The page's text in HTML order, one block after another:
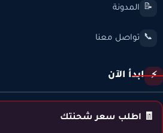
📝 المدونة
📞 تواصل معنا
⚡ ابدأ الآن
🧾 اطلب سعر شحنتك